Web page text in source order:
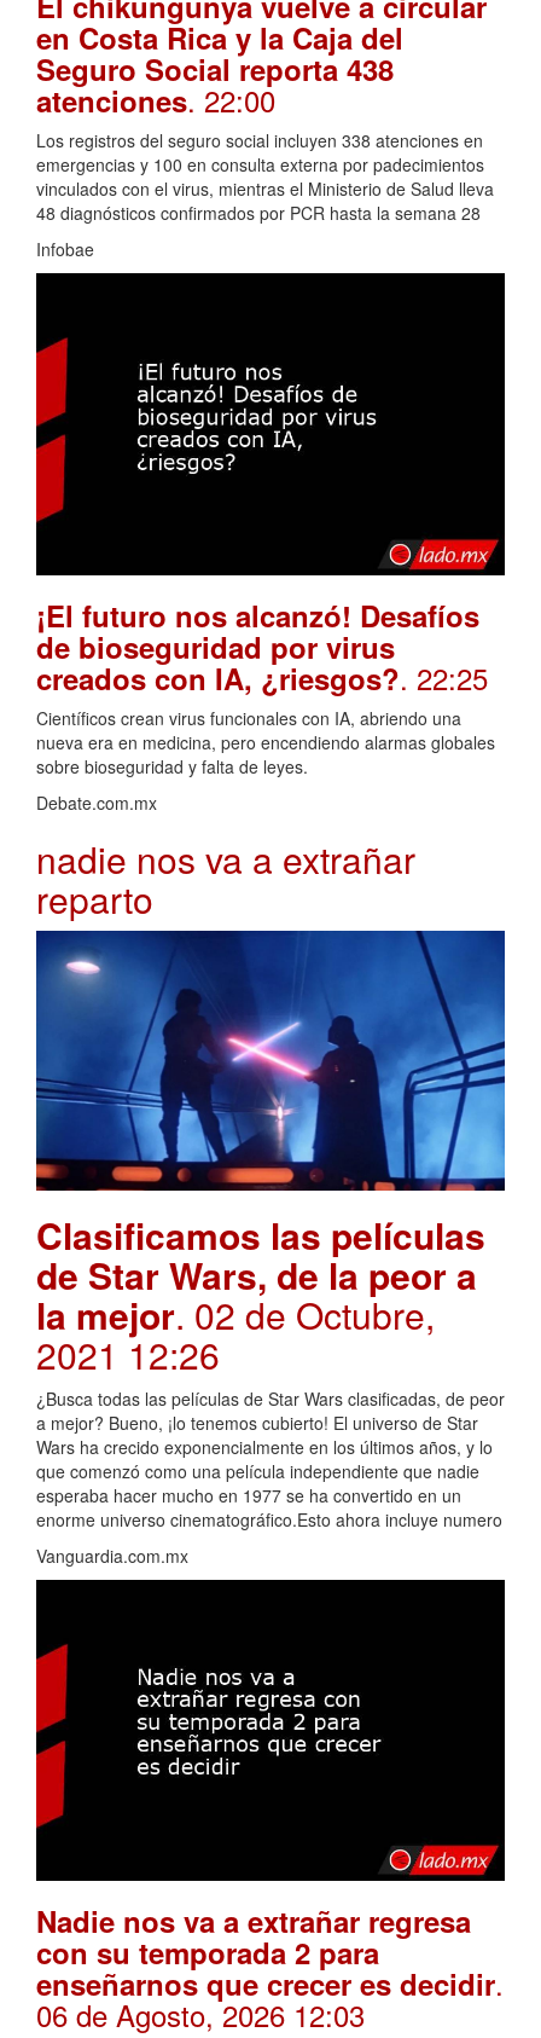
en Costa Rica y la Caja del
Seguro Social reporta 438
atenciones. 22:00
Los registros del seguro social incluyen 338 atenciones en
emergencias y 100 en consulta externa por padecimientos
vinculados con el virus, mientras el Ministerio de Salud lleva
48 diagnósticos confirmados por PCR hasta la semana 28
Infobae
¡El futuro nos alcanzó! Desafíos
de bioseguridad por virus
creados con IA, ¿riesgos?. 22:25
Científicos crean virus funcionales con IA, abriendo una
nueva era en medicina, pero encendiendo alarmas globales
sobre bioseguridad y falta de leyes.
Debate.com.mx
nadie nos va a extrañar
reparto
Clasificamos las películas
de Star Wars, de la peor a
la mejor. 02 de Octubre,
2021 12:26
¿Busca todas las películas de Star Wars clasificadas, de peor
a mejor? Bueno, ¡lo tenemos cubierto! El universo de Star
Wars ha crecido exponencialmente en los últimos años, y lo
que comenzó como una película independiente que nadie
esperaba hacer mucho en 1977 se ha convertido en un
enorme universo cinematográfico.Esto ahora incluye numero
Vanguardia.com.mx
Nadie nos va a extrañar regresa
con su temporada 2 para
enseñarnos que crecer es decidir.
06 de Agosto, 2026 12:03